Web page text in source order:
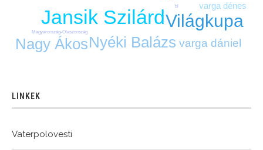
Jansik SzilárdVilágkupa
Nagy ÁkosNyéki Balázs varga dániel
varga dénes
bl
Magyarország-Olaszország
LINKEK
Vaterpolovesti